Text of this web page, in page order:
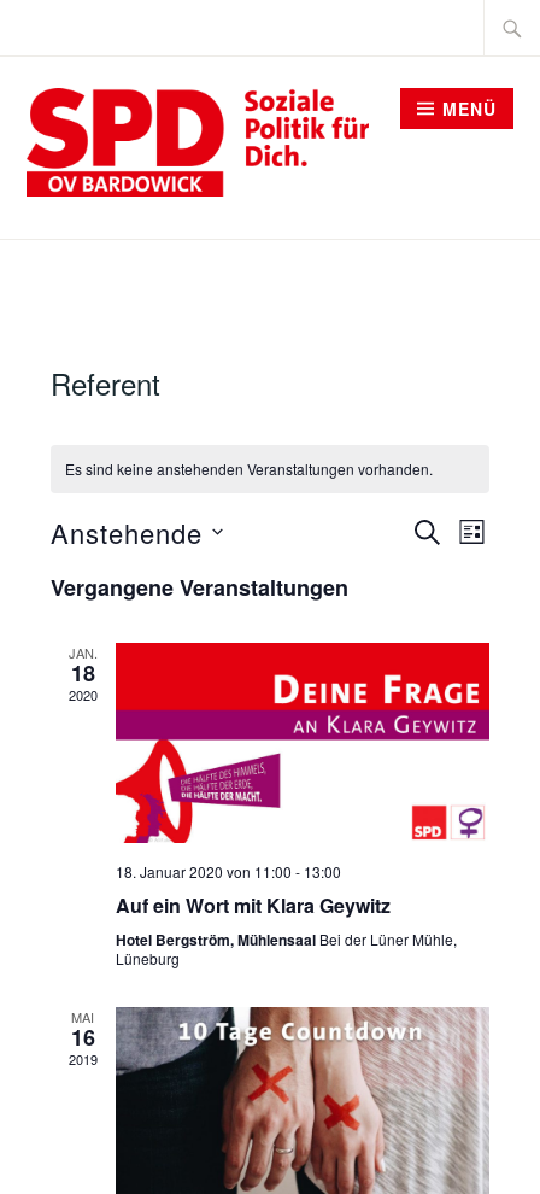
springen
Suche
MENÜ
Referent
Es sind keine anstehenden Veranstaltungen vorhanden.
SUCHELISTE
Anstehende
wählen.
Vergangene Veranstaltungen
JAN.
18
2020
18. Januar 2020 von 11:00 - 13:00
Auf ein Wort mit Klara Geywitz
Hotel Bergström, Mühlensaal Bei der Lüner Mühle,
Lüneburg
MAI
16
2019